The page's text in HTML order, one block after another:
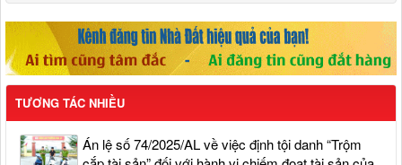
TƯƠNG TÁC NHIỀU
Án lệ số 74/2025/AL về việc định tội danh “Trộm